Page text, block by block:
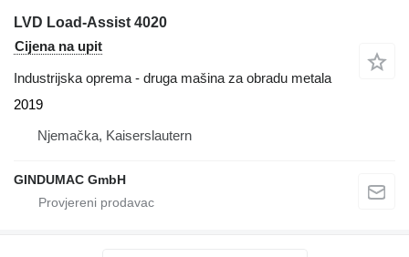
LVD Load-Assist 4020
Cijena na upit
Industrijska oprema - druga mašina za obradu metala
2019
Njemačka, Kaiserslautern
GINDUMAC GmbH